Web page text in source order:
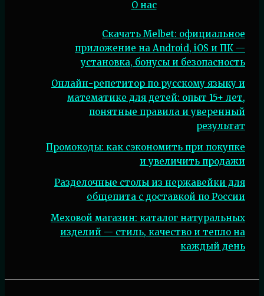
О нас
Скачать Melbet: официальное
приложение на Android, iOS и ПК —
установка, бонусы и безопасность
Онлайн-репетитор по русскому языку и
математике для детей: опыт 15+ лет,
понятные правила и уверенный
результат
Промокоды: как сэкономить при покупке
и увеличить продажи
Разделочные столы из нержавейки для
общепита с доставкой по России
Меховой магазин: каталог натуральных
изделий — стиль, качество и тепло на
каждый день